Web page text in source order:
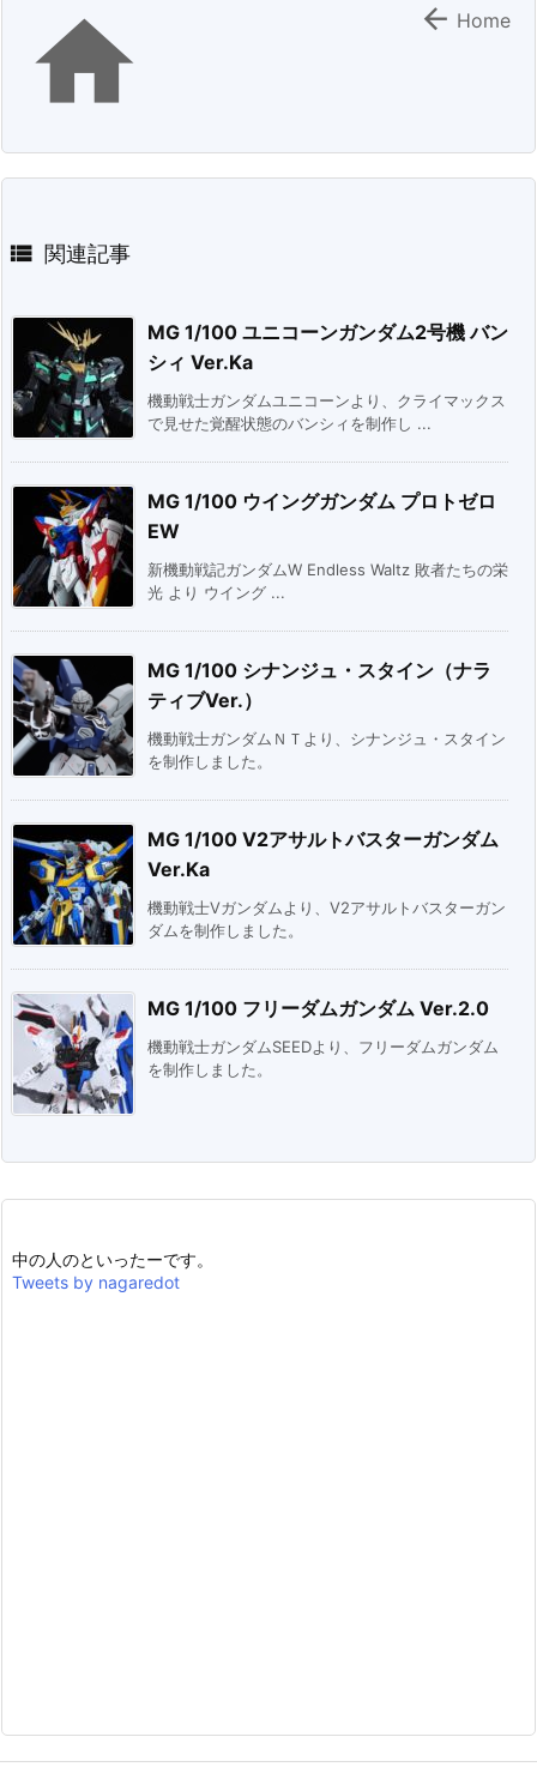
  Home
 関連記事
MG 1/100 ユニコーンガンダム2号機 バン
シィ Ver.Ka
機動戦士ガンダムユニコーンより、クライマックス
で見せた覚醒状態のバンシィを制作し ...
MG 1/100 ウイングガンダム プロトゼロ
EW
新機動戦記ガンダムW Endless Waltz 敗者たちの栄
光 より ウイング ...
MG 1/100 シナンジュ・スタイン（ナラ
ティブVer.）
機動戦士ガンダムＮＴより、シナンジュ・スタイン
を制作しました。
MG 1/100 V2アサルトバスターガンダム
Ver.Ka
機動戦士Vガンダムより、V2アサルトバスターガン
ダムを制作しました。
MG 1/100 フリーダムガンダム Ver.2.0
機動戦士ガンダムSEEDより、フリーダムガンダム
を制作しました。
中の人のといったーです。
Tweets by nagaredot